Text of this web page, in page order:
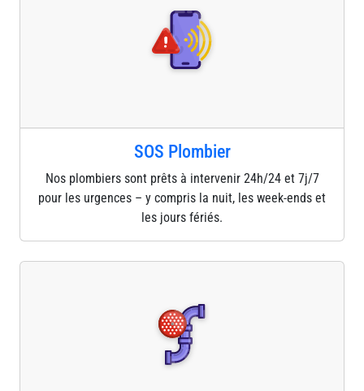
SOS Plombier
Nos plombiers sont prêts à intervenir 24h/24 et 7j/7
pour les urgences – y compris la nuit, les week-ends et
les jours fériés.